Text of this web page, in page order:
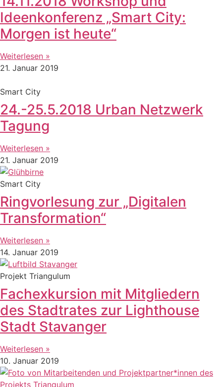
Ideenkonferenz „Smart City:
Morgen ist heute“
Weiterlesen »
21. Januar 2019
Smart City
24.-25.5.2018 Urban Netzwerk
Tagung
Weiterlesen »
21. Januar 2019
Smart City
Ringvorlesung zur „Digitalen
Transformation“
Weiterlesen »
14. Januar 2019
Projekt Triangulum
Fachexkursion mit Mitgliedern
des Stadtrates zur Lighthouse
Stadt Stavanger
Weiterlesen »
10. Januar 2019